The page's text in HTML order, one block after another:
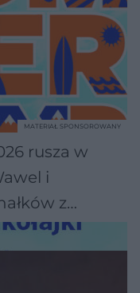
rusza w
i
z
MATERIAŁ SPONSOROWANY